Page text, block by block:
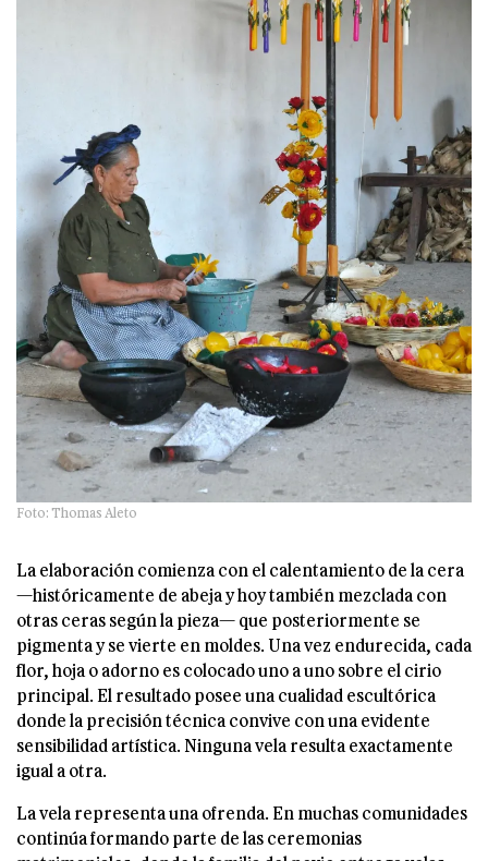
Foto: Thomas Aleto
La elaboración comienza con el calentamiento de la cera
—históricamente de abeja y hoy también mezclada con
otras ceras según la pieza— que posteriormente se
pigmenta y se vierte en moldes. Una vez endurecida, cada
flor, hoja o adorno es colocado uno a uno sobre el cirio
principal. El resultado posee una cualidad escultórica
donde la precisión técnica convive con una evidente
sensibilidad artística. Ninguna vela resulta exactamente
igual a otra.
La vela representa una ofrenda. En muchas comunidades
continúa formando parte de las ceremonias